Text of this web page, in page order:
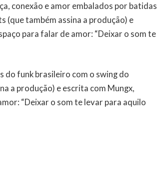
conexão e amor embalados por batidas
(que também assina a produção) e
para falar de amor: “Deixar o som te
funk brasileiro com o swing do
a produção) e escrita com Mungx,
“Deixar o som te levar para aquilo